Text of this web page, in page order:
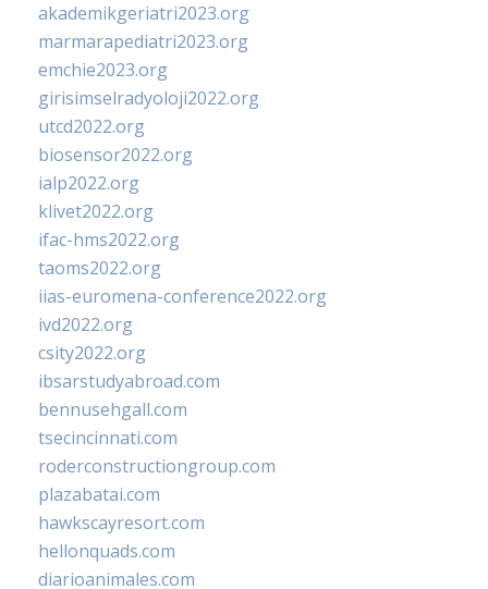
akademikgeriatri2023.org
marmarapediatri2023.org
emchie2023.org
girisimselradyoloji2022.org
utcd2022.org
biosensor2022.org
ialp2022.org
klivet2022.org
ifac-hms2022.org
taoms2022.org
iias-euromena-conference2022.org
ivd2022.org
csity2022.org
ibsarstudyabroad.com
bennusehgall.com
tsecincinnati.com
roderconstructiongroup.com
plazabatai.com
hawkscayresort.com
hellonquads.com
diarioanimales.com